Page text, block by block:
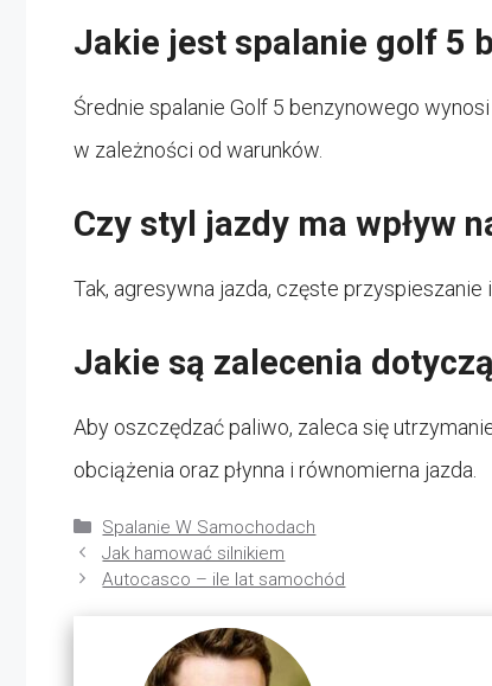
Jakie jest spalanie golf 5
Średnie spalanie Golf 5 benzynowego
w zależności od warunków.
Czy styl jazdy ma wpływ
Tak, agresywna jazda, częste
Jakie są zalecenia
Aby oszczędzać paliwo, zaleca się
obciążenia oraz płynna i równomierna jazda.
Kategorie
Spalanie W Samochodach
Jak hamować silnikiem
Autocasco – ile lat samochód